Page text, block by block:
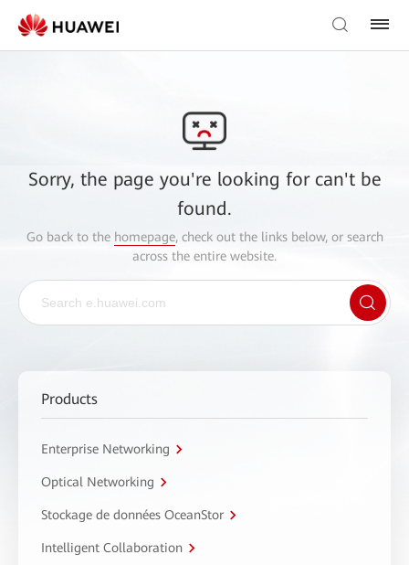
Sorry, the page you're looking for can't be
found.
Go back to the homepage, check out the links below, or search
across the entire website.
Products
Enterprise Networking
Optical Networking
Stockage de données OceanStor
Intelligent Collaboration